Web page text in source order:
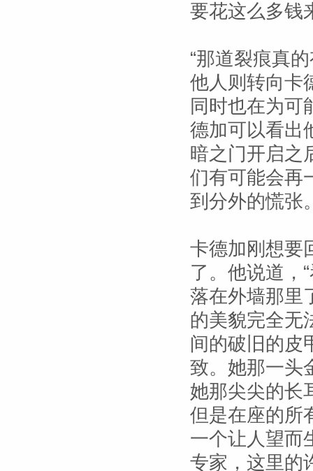
要花这么多钱
“那道裂痕真
他人则转向卡
同时也在为可
德加可以看出
暗之门开启之
们有可能会再
到分外的慌张
卡德加刚想要
了。他说道，
落在外墙那里
的美貌完全无
间的破旧的皮
致。她那一头
她那尖尖的长
但是在座的所
一个让人望而
专家，这里的